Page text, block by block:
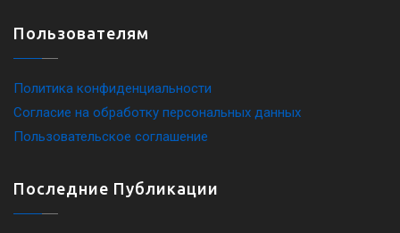
Пользователям
Политика конфиденциальности
Согласие на обработку персональных данных
Пользовательское соглашение
Последние Публикации